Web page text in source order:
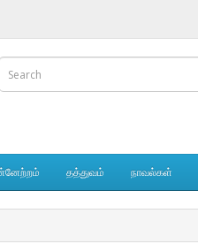
தத்துவம் நாவல்கள்